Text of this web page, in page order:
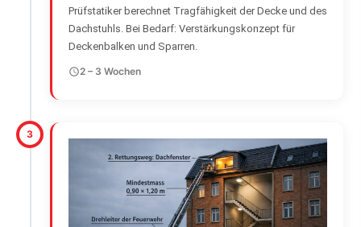
Prüfstatiker berechnet Tragfähigkeit der Decke und des
Dachstuhls. Bei Bedarf: Verstärkungskonzept für
Deckenbalken und Sparren.
2 – 3 Wochen
3